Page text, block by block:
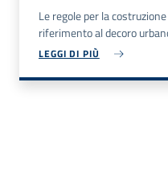
Le regole per la
riferimento al decoro
LEGGI DI PIÙ